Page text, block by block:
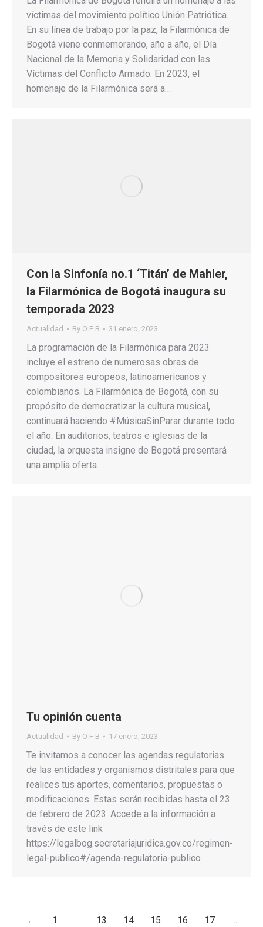
víctimas del movimiento político Unión Patriótica.
En su línea de trabajo por la paz, la Filarmónica de
Bogotá viene conmemorando, año a año, el Día
Nacional de la Memoria y Solidaridad con las
Víctimas del Conflicto Armado. En 2023, el
homenaje de la Filarmónica será a…
Con la Sinfonía no.1 ‘Titán’ de Mahler,
la Filarmónica de Bogotá inaugura su
temporada 2023
Actualidad By O F B 31 enero, 2023
La programación de la Filarmónica para 2023
incluye el estreno de numerosas obras de
compositores europeos, latinoamericanos y
colombianos. La Filarmónica de Bogotá, con su
propósito de democratizar la cultura musical,
continuará haciendo #MúsicaSinParar durante todo
el año. En auditorios, teatros e iglesias de la
ciudad, la orquesta insigne de Bogotá presentará
una amplia oferta…
Tu opinión cuenta
Actualidad By O F B 17 enero, 2023
Te invitamos a conocer las agendas regulatorias
de las entidades y organismos distritales para que
realices tus aportes, comentarios, propuestas o
modificaciones. Estas serán recibidas hasta el 23
de febrero de 2023. Accede a la información a
través de este link
https://legalbog.secretariajuridica.gov.co/regimen-
legal-publico#/agenda-regulatoria-publico
← 1 … 13 14 15 16 17
…